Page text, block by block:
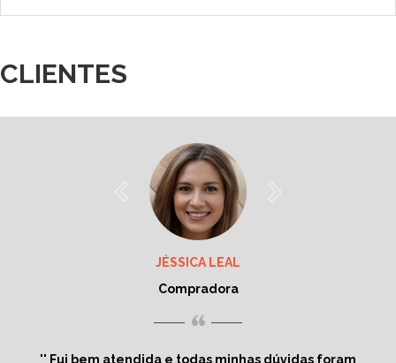
CLIENTES
JÉSSICA LEAL
Compradora
“
Fui bem atendida e todas minhas dúvidas foram